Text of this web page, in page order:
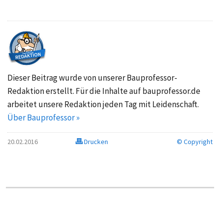
Dieser Beitrag wurde von unserer Bauprofessor-
Redaktion erstellt. Für die Inhalte auf bauprofessor.de
arbeitet unsere Redaktion jeden Tag mit Leidenschaft.
Über Bauprofessor »
20.02.2016 Drucken © Copyright